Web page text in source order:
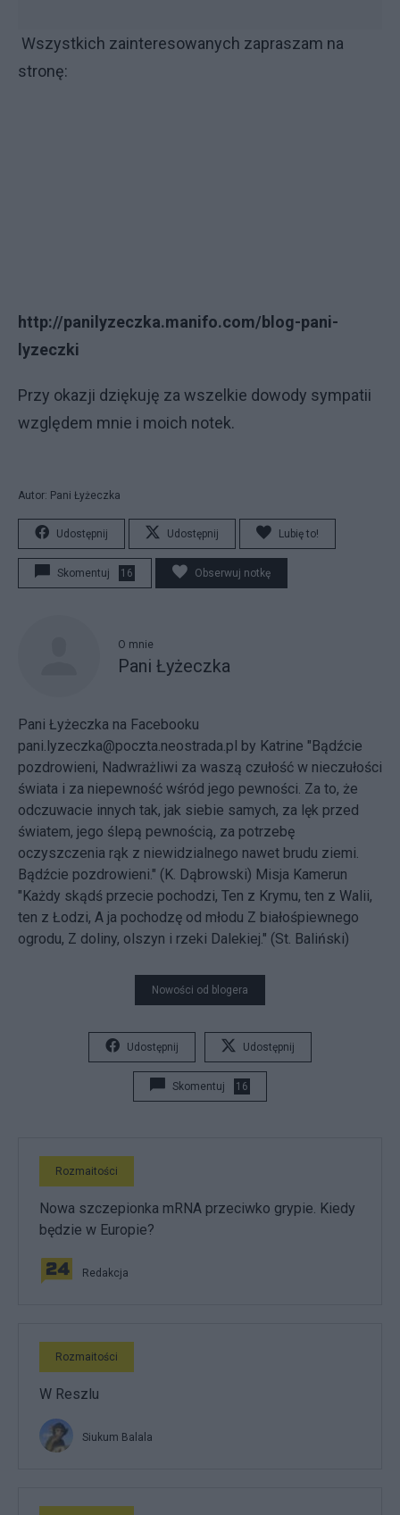
Wszystkich zainteresowanych zapraszam na
stronę:
http://panilyzeczka.manifo.com/blog-pani-
lyzeczki
Przy okazji dziękuję za wszelkie dowody sympatii
względem mnie i moich notek.
Autor: Pani Łyżeczka
Udostępnij Udostępnij Lubię to!
Skomentuj 16 Obserwuj notkę
O mnie
Pani Łyżeczka
Pani Łyżeczka na Facebooku
pani.lyzeczka@poczta.neostrada.pl by Katrine "Bądźcie
pozdrowieni, Nadwrażliwi za waszą czułość w nieczułości
świata i za niepewność wśród jego pewności. Za to, że
odczuwacie innych tak, jak siebie samych, za lęk przed
światem, jego ślepą pewnością, za potrzebę
oczyszczenia rąk z niewidzialnego nawet brudu ziemi.
Bądźcie pozdrowieni." (K. Dąbrowski) Misja Kamerun
"Każdy skądś przecie pochodzi, Ten z Krymu, ten z Walii,
ten z Łodzi, A ja pochodzę od młodu Z białośpiewnego
ogrodu, Z doliny, olszyn i rzeki Dalekiej." (St. Baliński)
Nowości od blogera
Udostępnij Udostępnij
Skomentuj 16
Rozmaitości
Nowa szczepionka mRNA przeciwko grypie. Kiedy
będzie w Europie?
Redakcja
Rozmaitości
W Reszlu
Siukum Balala